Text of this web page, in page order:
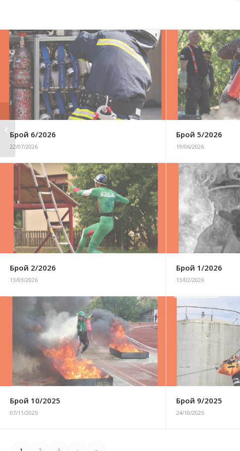
Брой 6/2026
22/07/2026
Брой 5/2026
19/06/2026
Брой 2/2026
13/03/2026
Брой 1/2026
13/02/2026
Брой 10/2025
07/11/2025
Брой 9/2025
24/10/2025